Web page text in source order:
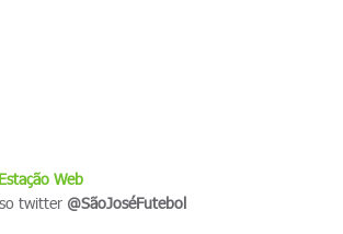
Web
twitter @SãoJoséFutebol